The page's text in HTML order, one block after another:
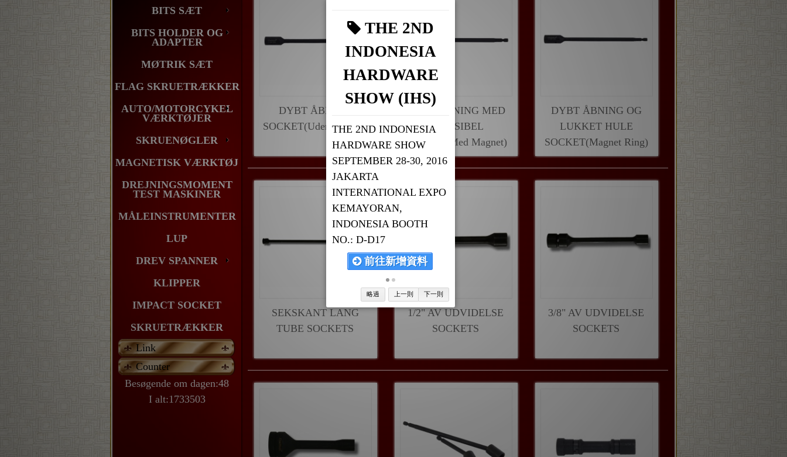
BITS SÆT
BITS HOLDER OG
ADAPTER
MØTRIK SÆT
FLAG SKRUETRÆKKER
AUTO/MOTORCYKEL
VÆRKTØJER
SKRUENØGLER
MAGNETISK VÆRKTØJ
DREJNINGSMOMENT
TEST MASKINER
MÅLEINSTRUMENTER
LUP
DREV SPANNER
KLIPPER
IMPACT SOCKET
SKRUETRÆKKER
Link
Counter
Besøgende om dagen:48
I alt:1733503
DYBT ÅBNING
SOCKET(Uden magnet)
DYBT ÅBNING MED
FLEKSIBEL
SOCKET(Med Magnet)
DYBT ÅBNING OG
LUKKET HULE
SOCKET(Magnet Ring)
SEKSKANT LANG
TUBE SOCKETS
1/2" AV UDVIDELSE
SOCKETS
3/8" AV UDVIDELSE
SOCKETS
THE 2ND
INDONESIA
HARDWARE
SHOW (IHS)
THE 2ND INDONESIA
HARDWARE SHOW
SEPTEMBER 28-30, 2016
JAKARTA
INTERNATIONAL EXPO
KEMAYORAN,
INDONESIA BOOTH
NO.: D-D17
前往新增資料
略過 上一則 下一則